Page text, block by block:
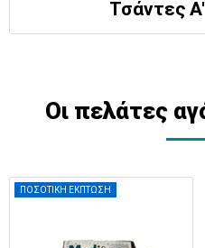
Τσάντες
Οι πελάτες
ΠΟΣΟΤΙΚΗ ΕΚΠΤΩΣΗ